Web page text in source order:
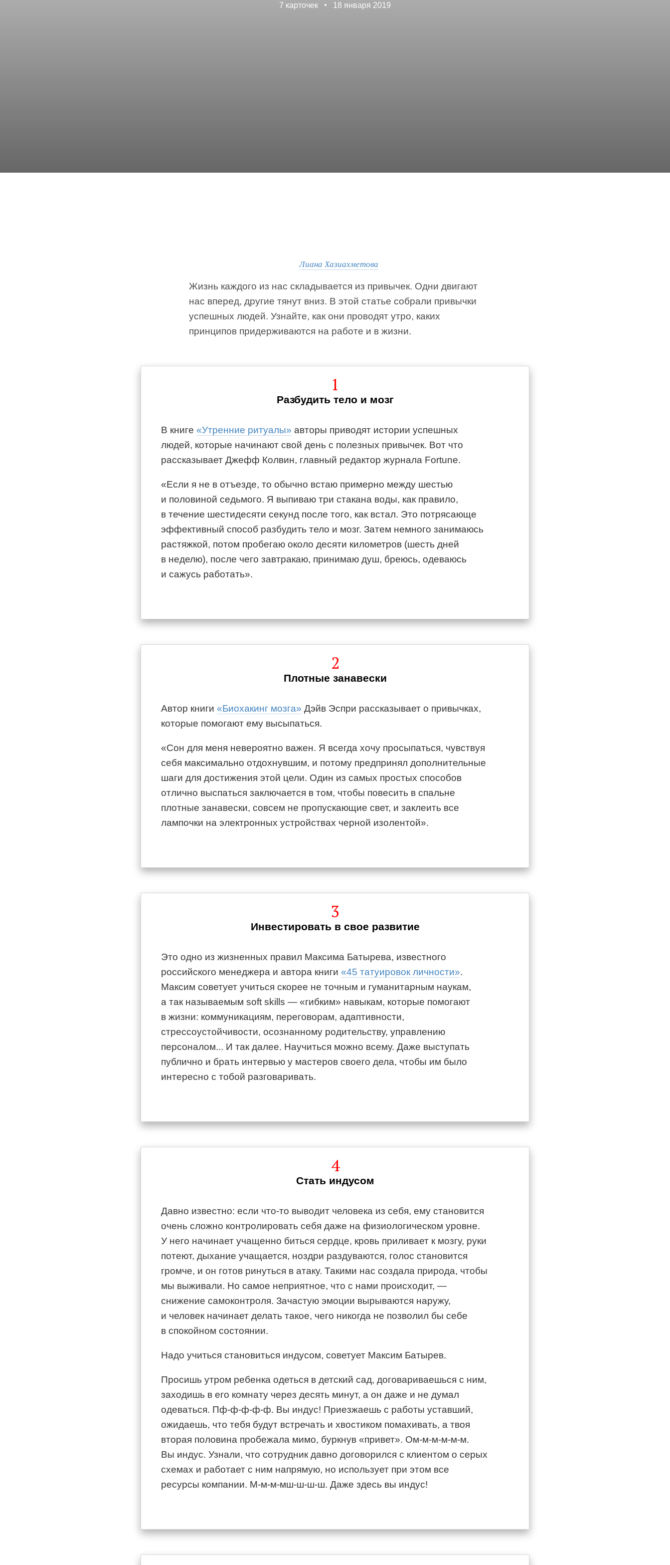
7 карточек 18 января 2019
Лиана Хазиахметова
Жизнь каждого из нас складывается из привычек. Одни двигают
нас вперед, другие тянут вниз. В этой статье собрали привычки
успешных людей. Узнайте, как они проводят утро, каких
принципов придерживаются на работе и в жизни.
1
Разбудить тело и мозг
В книге «Утренние ритуалы» авторы приводят истории успешных
людей, которые начинают свой день с полезных привычек. Вот что
рассказывает Джефф Колвин, главный редактор журнала Fortune.
«Если я не в отъезде, то обычно встаю примерно между шестью
и половиной седьмого. Я выпиваю три стакана воды, как правило,
в течение шестидесяти секунд после того, как встал. Это потрясающе
эффективный способ разбудить тело и мозг. Затем немного занимаюсь
растяжкой, потом пробегаю около десяти километров (шесть дней
в неделю), после чего завтракаю, принимаю душ, бреюсь, одеваюсь
и сажусь работать».
2
Плотные занавески
Автор книги «Биохакинг мозга» Дэйв Эспри рассказывает о привычках,
которые помогают ему высыпаться.
«Сон для меня невероятно важен. Я всегда хочу просыпаться, чувствуя
себя максимально отдохнувшим, и потому предпринял дополнительные
шаги для достижения этой цели. Один из самых простых способов
отлично выспаться заключается в том, чтобы повесить в спальне
плотные занавески, совсем не пропускающие свет, и заклеить все
лампочки на электронных устройствах черной изолентой».
3
Инвестировать в свое развитие
Это одно из жизненных правил Максима Батырева, известного
российского менеджера и автора книги «45 татуировок личности».
Максим советует учиться скорее не точным и гуманитарным наукам,
а так называемым soft skills — «гибким» навыкам, которые помогают
в жизни: коммуникациям, переговорам, адаптивности,
стрессоустойчивости, осознанному родительству, управлению
персоналом... И так далее. Научиться можно всему. Даже выступать
публично и брать интервью у мастеров своего дела, чтобы им было
интересно с тобой разговаривать.
4
Стать индусом
Давно известно: если что-то выводит человека из себя, ему становится
очень сложно контролировать себя даже на физиологическом уровне.
У него начинает учащенно биться сердце, кровь приливает к мозгу, руки
потеют, дыхание учащается, ноздри раздуваются, голос становится
громче, и он готов ринуться в атаку. Такими нас создала природа, чтобы
мы выживали. Но самое неприятное, что с нами происходит, —
снижение самоконтроля. Зачастую эмоции вырываются наружу,
и человек начинает делать такое, чего никогда не позволил бы себе
в спокойном состоянии.
Надо учиться становиться индусом, советует Максим Батырев.
Просишь утром ребенка одеться в детский сад, договариваешься с ним,
заходишь в его комнату через десять минут, а он даже и не думал
одеваться. Пф-ф-ф-ф-ф. Вы индус! Приезжаешь с работы уставший,
ожидаешь, что тебя будут встречать и хвостиком помахивать, а твоя
вторая половина пробежала мимо, буркнув «привет». Ом-м-м-м-м-м.
Вы индус. Узнали, что сотрудник давно договорился с клиентом о серых
схемах и работает с ним напрямую, но использует при этом все
ресурсы компании. М-м-м-мш-ш-ш-ш. Даже здесь вы индус!